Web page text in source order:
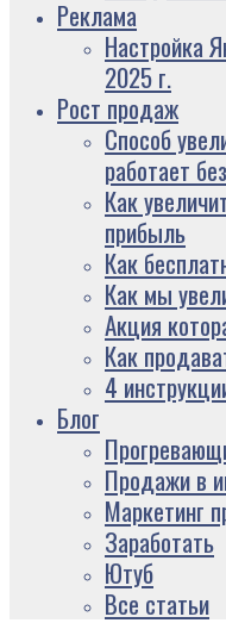
Реклама
Настройка
2025 г.
Рост продаж
Способ
работает
Как
прибыль
Как
Как мы
Акция
Как
4
Блог
Продажи в
Маркетинг
Заработать
Ютуб
Все статьи